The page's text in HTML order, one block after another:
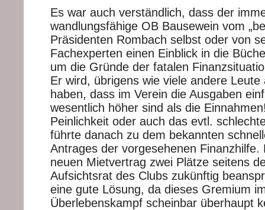
Es war auch verständlich, dass der
wandlungsfähige OB Bausewein vom
Präsidenten Rombach selbst oder von
Fachexperten einen Einblick in die
um die Gründe der fatalen
Er wird, übrigens wie viele andere
haben, dass im Verein die Ausgaben
wesentlich höher sind als die
Peinlichkeit oder auch das evtl.
führte danach zu dem bekannten
Antrages der vorgesehenen Finanzhilfe.
neuen Mietvertrag zwei Plätze seitens
Aufsichtsrat des Clubs zukünftig
eine gute Lösung, da dieses Gremium
Überlebenskampf scheinbar überhaupt